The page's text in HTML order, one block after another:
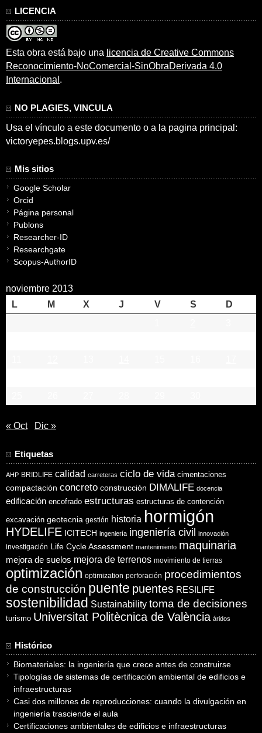
LICENCIA
Esta obra está bajo una licencia de Creative Commons
Reconocimiento-NoComercial-SinObraDerivada 4.0
Internacional .
NO PLAGIES, VINCULA
Usa el vínculo a este documento o a la pagina principal:
victoryepes.blogs.upv.es/
Mis sitios
Google Scholar
Orcid
Página personal
Publons
Researcher-ID
Researchgate
Scopus-AuthorID
noviembre 2013
L
M X J V S
D
« Oct Dic »
Etiquetas
AHP BRIDLIFE calidad carreteras ciclo de vida cimentaciones
compactación concreto construcción DIMALIFE docencia
edificación encofrado estructuras estructuras de contención
excavación geotecnia gestión historia hormigón
HYDELIFE ICITECH ingeniería ingeniería civil innovación
investigación Life Cycle Assessment mantenimiento maquinaria
mejora de suelos mejora de terrenos movimiento de tierras
optimización optimization perforación procedimientos
de construcción puente puentes RESILIFE
sostenibilidad Sustainability toma de decisiones
turismo Universitat Politècnica de València áridos
Histórico
Biomateriales: la ingeniería que crece antes de construirse
Tipologías de sistemas de certificación ambiental de edificios e
infraestructuras
Casi dos millones de reproducciones: cuando la divulgación en
ingeniería trasciende el aula
Certificaciones ambientales de edificios e infraestructuras